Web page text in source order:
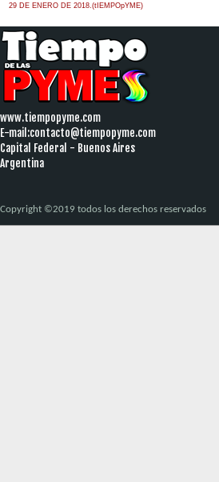
29 DE ENERO DE 2018.(tIEMPOpYME)
www.tiempopyme.com
E-mail:contacto@tiempopyme.com
Capital Federal - Buenos Aires
Argentina
Copyright ©2019 todos los derechos reservados